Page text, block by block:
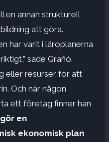
en annan strukturell
att göra.
har varit i läroplanerna
sade Grañó.
eller resurser för att
Och när någon
ett företag finner han
en
ekonomisk plan